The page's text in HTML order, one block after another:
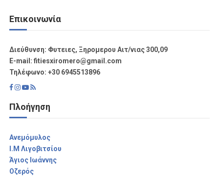
Επικοινωνία
Διεύθυνση: Φυτειες, Ξηρομερου Αιτ/νιας 300,09
Ε-mail: fitiesxiromero@gmail.com
Τηλέφωνο: +30 6945513896
Πλοήγηση
Aνεμόμυλος
I.M Λιγοβιτσίου
Άγιος Ιωάννης
Οζερός